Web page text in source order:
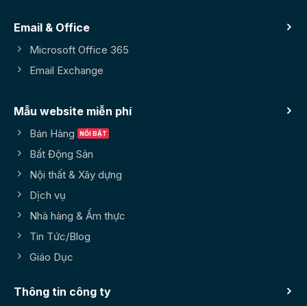
Email & Office
Microsoft Office 365
Email Exchange
Mẫu website miễn phí
Bán Hàng
Bất Động Sản
Nội thất & Xây dựng
Dịch vụ
Nhà hàng & Ẩm thực
Tin Tức/Blog
Giáo Dục
Thông tin công ty